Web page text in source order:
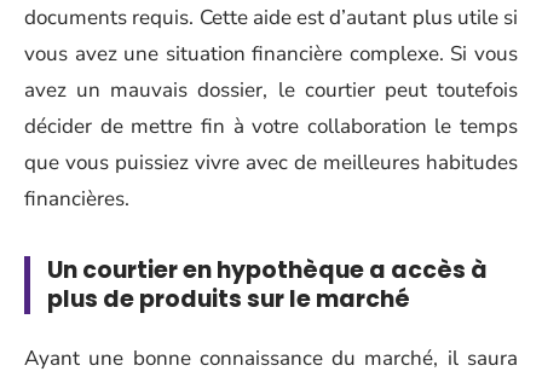
documents requis. Cette aide est d’autant plus utile si
vous avez une situation financière complexe. Si vous
avez un mauvais dossier, le courtier peut toutefois
décider de mettre fin à votre collaboration le temps
que vous puissiez vivre avec de meilleures habitudes
financières.
Un courtier en hypothèque a accès à
plus de produits sur le marché
Ayant une bonne connaissance du marché, il saura